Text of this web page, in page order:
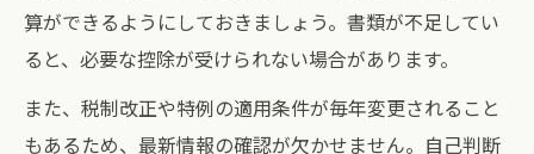
算ができるようにしておきましょう。書類が不足してい
ると、必要な控除が受けられない場合があります。
また、税制改正や特例の適用条件が毎年変更されること
もあるため、最新情報の確認が欠かせません。自己判断